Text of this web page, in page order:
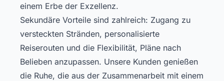
einem Erbe der Exzellenz.
Sekundäre Vorteile sind zahlreich: Zugang zu
versteckten Stränden, personalisierte
Reiserouten und die Flexibilität, Pläne nach
Belieben anzupassen. Unsere Kunden genießen
die Ruhe, die aus der Zusammenarbeit mit einem